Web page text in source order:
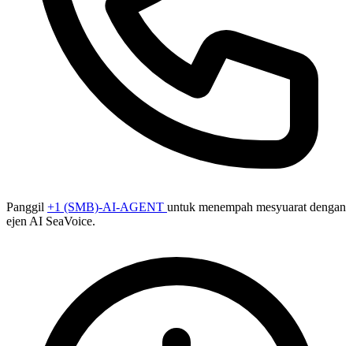
Panggil +1 (SMB)-AI-AGENT untuk menempah mesyuarat dengan
ejen AI SeaVoice.